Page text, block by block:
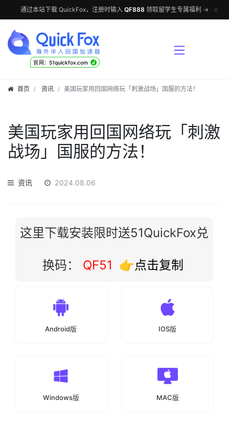
通过本站下载 QuickFox，注册时输入 QF888 领取留学生专属福利 → ✕
官网：51quickfox.com √
首页 资讯 美国玩家用回国网络玩「刺激战场」国服的方法！
美国玩家用回国网络玩「刺激
战场」国服的方法！
资讯 2024.08.06
这里下载安装限时送51QuickFox兑
换码： QF51 👉点击复制
Android版 IOS版
Windows版 MAC版